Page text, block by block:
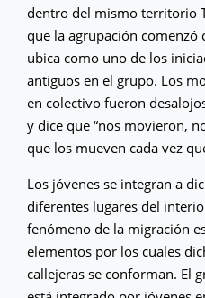
dentro del mismo territorio
que la agrupación comenzó
ubica como uno de los
antiguos en el grupo. Los
en colectivo fueron
y dice que “nos movieron,
que los mueven cada vez
Los jóvenes se integran a
diferentes lugares del
fenómeno de la migración
elementos por los cuales
callejeras se conforman. El